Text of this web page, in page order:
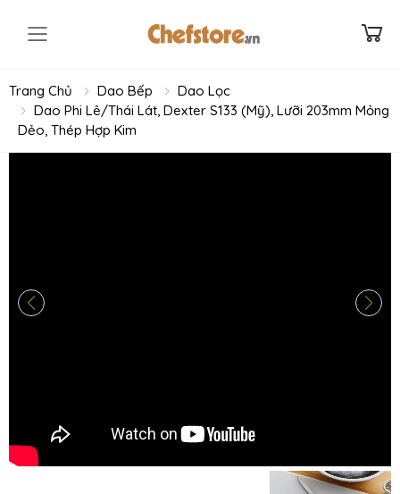
Toggle mobile menu
Trang Chủ Dao Bếp
Dao Lọc
Dao Phi Lê/Thái Lát, Dexter S133 (Mỹ), Lưỡi 203mm Mỏng
Dẻo, Thép Hợp Kim